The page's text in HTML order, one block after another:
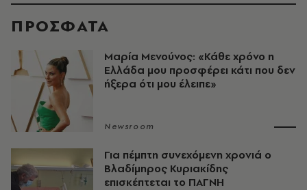
ΠΡΟΣΦΑΤΑ
Μαρία Μενούνος: «Κάθε χρόνο η
Ελλάδα μου προσφέρει κάτι που δεν
ήξερα ότι μου έλειπε»
Newsroom
Για πέμπτη συνεχόμενη χρονιά ο
Βλαδίμηρος Κυριακίδης
επισκέπτεται το ΠΑΓΝΗ